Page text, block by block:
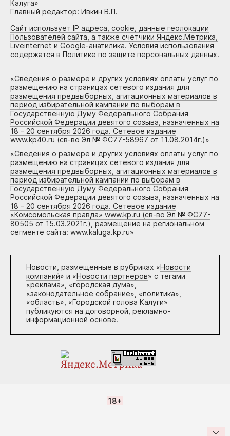
Калуга»
Главный редактор: Ивкин В.П.
Сайт использует IP адреса, cookie, данные геолокации
Пользователей сайта, а также счетчики Яндекс.Метрика,
Liveinternet и Google-анатилика. Условия использования
содержатся в Политике по защите персональных данных.
«Сведения о размере и других условиях оплаты услуг по
размещению на страницах сетевого издания для
размещения предвыборных, агитационных материалов в
период избирательной кампании по выборам в
Государственную Думу Федерального Собрания
Российской Федерации девятого созыва, назначенных на
18 – 20 сентября 2026 года. Сетевое издание
www.kp40.ru (св-во Эл № ФС77-58967 от 11.08.2014г.)»
«Сведения о размере и других условиях оплаты услуг по
размещению на страницах сетевого издания для
размещения предвыборных, агитационных материалов в
период избирательной кампании по выборам в
Государственную Думу Федерального Собрания
Российской Федерации девятого созыва, назначенных на
18 – 20 сентября 2026 года. Сетевое издание
«Комсомольская правда» www.kp.ru (св-во Эл № ФС77-
80505 от 15.03.2021г.), размещение на региональном
сегменте сайта: www.kaluga.kp.ru»
Новости, размещенные в рубриках «Новости
компаний» и «Новости партнеров» с тегами
«реклама», «городская дума»,
«законодательное собрание», «политика»,
«область», «Городской голова Калуги»
публикуются на договорной, рекламно-
информационной основе.
18+